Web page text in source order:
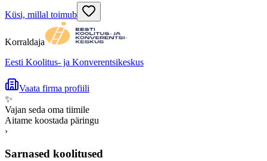
Küsi, millal toimub
Korraldaja
Eesti Koolitus- ja Konverentsikeskus
Vaata firma profiili
✨
Vajan seda oma tiimile
Aitame koostada päringu
›
Sarnased koolitused